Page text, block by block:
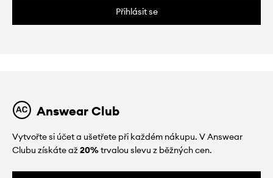
Přihlásit se
Answear Club
Vytvořte si účet a ušetřete při každém nákupu. V Answear
Clubu získáte až20%trvalou slevu z běžných cen.